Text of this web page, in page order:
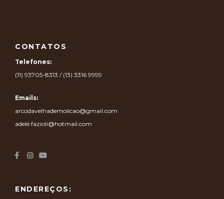
CONTATOS
Telefones:
(11) 93705-8313 / (13) 3316 9999
Emails:
arcodavelhademolicao@gmail.com
adele.fazioli@hotmail.com
ENDEREÇOS: